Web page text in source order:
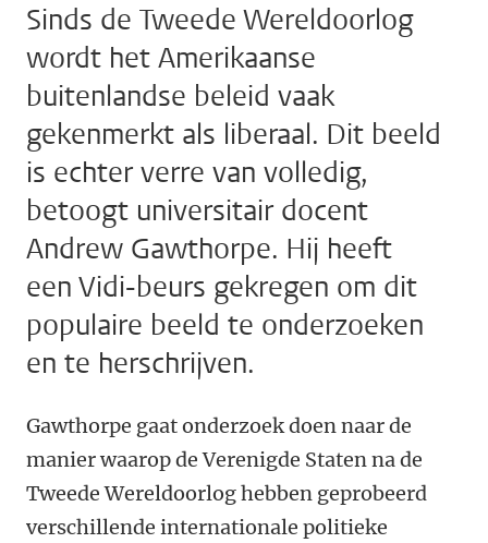
Sinds de Tweede Wereldoorlog
wordt het Amerikaanse
buitenlandse beleid vaak
gekenmerkt als liberaal. Dit beeld
is echter verre van volledig,
betoogt universitair docent
Andrew Gawthorpe. Hij heeft
een Vidi-beurs gekregen om dit
populaire beeld te onderzoeken
en te herschrijven.
Gawthorpe gaat onderzoek doen naar de
manier waarop de Verenigde Staten na de
Tweede Wereldoorlog hebben geprobeerd
verschillende internationale politieke